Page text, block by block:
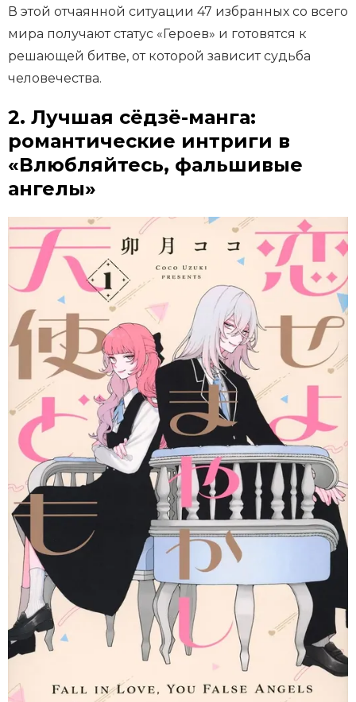
В этой отчаянной ситуации 47 избранных со всего
мира получают статус «Героев» и готовятся к
решающей битве, от которой зависит судьба
человечества.
2. Лучшая сёдзё-манга:
романтические интриги в
«Влюбляйтесь, фальшивые
ангелы»